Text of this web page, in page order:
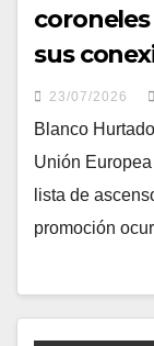
sus
23/07/2026
Blanco
Unión
lista de
promoción